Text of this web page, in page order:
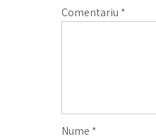
Comentariu *
Nume *